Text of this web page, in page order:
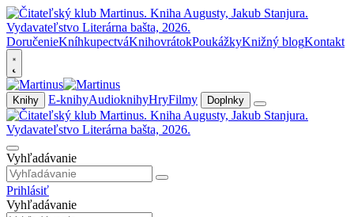
DoručenieKníhkupectváKnihovrátokPoukážkyKnižný blogKontakt
Knihy E-knihyAudioknihyHryFilmy Doplnky
Vyhľadávanie
Prihlásiť
Vyhľadávanie